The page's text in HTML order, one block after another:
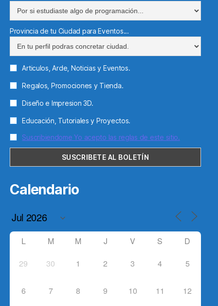
Provincia de tu Ciudad para Eventos...
Articulos, Arde, Noticias y Eventos.
Regalos, Promociones y Tienda.
Diseño e Impresion 3D.
Educación, Tutoriales y Proyectos.
Suscribiendome Yo acepto las reglas de este sitio.
Calendario
L M M J V S D
29 30 1 2 3 4 5
6 7 8 9 10 11 12